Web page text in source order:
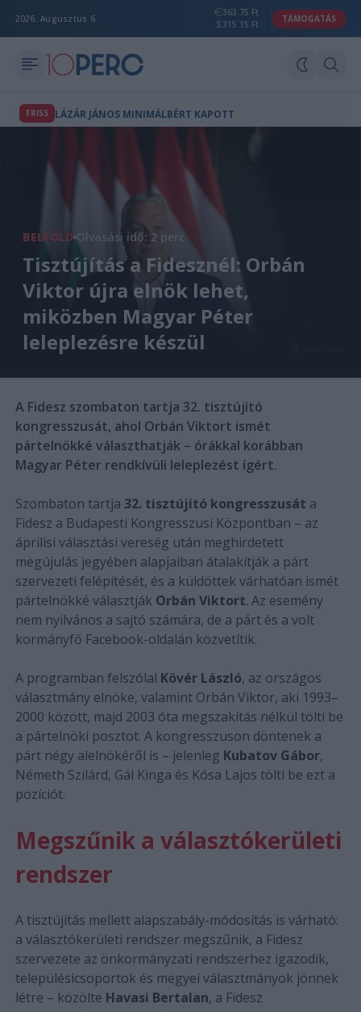
2026. Augusztus 6.
363.75 Ft
315.15 Ft
TÁMOGATÁS
FRISS LÁZÁR JÁNOS MINIMÁLBÉRT KAPOTT
BELFÖLD Olvasási idő: 2 perc
Tisztújítás a Fidesznél: Orbán
Viktor újra elnök lehet,
miközben Magyar Péter
leleplezésre készül
A Fidesz szombaton tartja 32. tisztújító
kongresszusát, ahol Orbán Viktort ismét
pártelnökké választhatják – órákkal korábban
Magyar Péter rendkívüli leleplezést ígért.
Szombaton tartja 32. tisztújító kongresszusát a
Fidesz a Budapesti Kongresszusi Központban – az
áprilisi választási vereség után meghirdetett
megújulás jegyében alapjaiban átalakítják a párt
szervezeti felépítését, és a küldöttek várhatóan ismét
pártelnökké választják Orbán Viktort. Az esemény
nem nyilvános a sajtó számára, de a párt és a volt
kormányfő Facebook-oldalán közvetítik.
A programban felszólal Kövér László, az országos
választmány elnöke, valamint Orbán Viktor, aki 1993–
2000 között, majd 2003 óta megszakítás nélkül tölti be
a pártelnöki posztot. A kongresszuson döntenek a
párt négy alelnökéről is – jelenleg Kubatov Gábor,
Németh Szilárd, Gál Kinga és Kósa Lajos tölti be ezt a
pozíciót.
Megszűnik a választókerületi
rendszer
A tisztújítás mellett alapszabály-módosítás is várható:
a választókerületi rendszer megszűnik, a Fidesz
szervezete az önkormányzati rendszerhez igazodik,
településicsoportok és megyei választmányok jönnek
létre – közölte Havasi Bertalan, a Fidesz